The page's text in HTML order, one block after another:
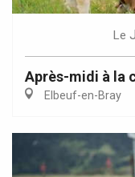
Le
Après-midi à la
Elbeuf-en-Bray